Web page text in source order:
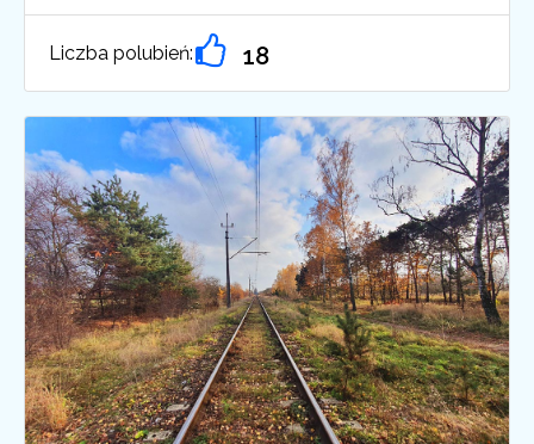
Liczba polubień: 18